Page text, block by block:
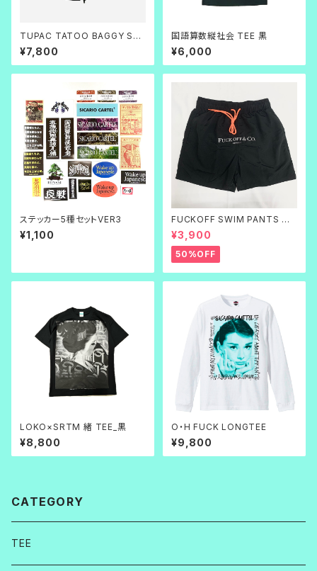
TUPAC TATOO BAGGY SH
ORTS(黒×白)
¥7,800
国語算数縦社会 TEE 黒
¥6,000
ステッカー5種セットVER3
¥1,100
FUCKOFF SWIM PANTS 黒
刺繍
¥3,900
50%OFF
LOKO×SRTM 緒 TEE_黒
¥8,800
O・H FUCK LONGTEE
¥9,800
CATEGORY
TEE